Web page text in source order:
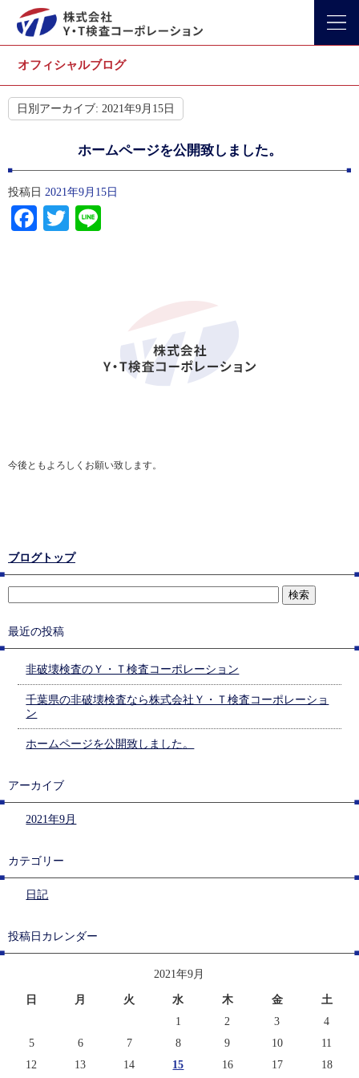
オフィシャルブログ
日別アーカイブ: 2021年9月15日
ホームページを公開致しました。
投稿日 2021年9月15日
Facebook
Twitter
今後ともよろしくお願い致します。
ブログトップ
最近の投稿
非破壊検査のＹ・Ｔ検査コーポレーション
千葉県の非破壊検査なら株式会社Ｙ・Ｔ検査コーポレーショ
ン
ホームページを公開致しました。
アーカイブ
2021年9月
カテゴリー
日記
投稿日カレンダー
2021年9月
日 月 火 水 木 金
土
1
2 3
4
5
6 7 8 9 10
11
12
13 14 15 16 17 18